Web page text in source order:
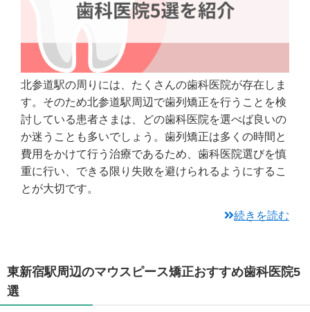
北参道駅の周りには、たくさんの歯科医院が存在しま
す。そのため北参道駅周辺で歯列矯正を行うことを検
討している患者さまは、どの歯科医院を選べば良いの
か迷うことも多いでしょう。歯列矯正は多くの時間と
費用をかけて行う治療であるため、歯科医院選びを慎
重に行い、できる限り失敗を避けられるようにするこ
とが大切です。
続きを読む
東新宿駅周辺のマウスピース矯正おすすめ歯科医院5
選